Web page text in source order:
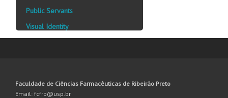
Public Servants
Visual Identity
Faculdade de Ciências Farmacêuticas de Ribeirão Preto
Email: fcfrp@usp.br